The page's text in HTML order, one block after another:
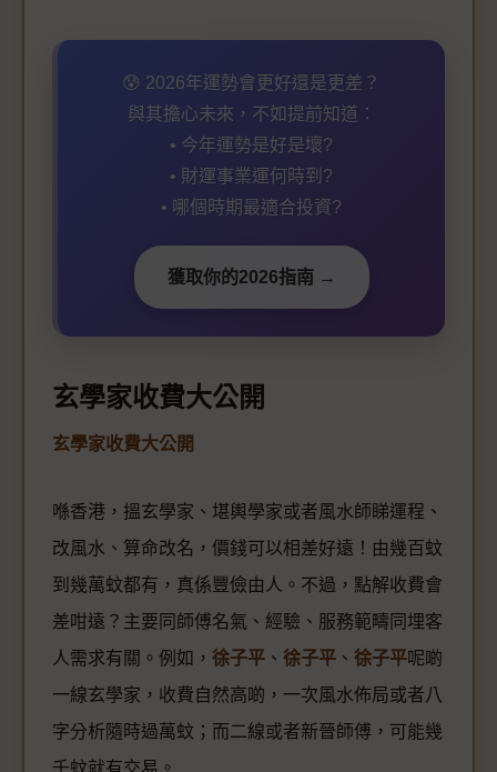
😰 2026年運勢會更好還是更差？
與其擔心未來，不如提前知道：
• 今年運勢是好是壞?
• 財運事業運何時到?
• 哪個時期最適合投資?
獲取你的2026指南 →
玄學家收費大公開
玄學家收費大公開
喺香港，搵玄學家、堪輿學家或者風水師睇運程、
改風水、算命改名，價錢可以相差好遠！由幾百蚊
到幾萬蚊都有，真係豐儉由人。不過，點解收費會
差咁遠？主要同師傅名氣、經驗、服務範疇同埋客
人需求有關。例如， 徐子平 、 徐子平 、 徐子平呢啲
一線玄學家，收費自然高啲，一次風水佈局或者八
字分析隨時過萬蚊；而二線或者新晉師傅，可能幾
千蚊就有交易。